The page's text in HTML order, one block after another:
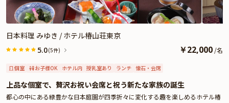
日本料理 みゆき / ホテル椿山荘東京
5.0(5件) ￥22,000 /名
個室 お子様OK ホテル内 授乳室あり ランチ 懐石・会席
上品な個室で、贅沢お祝い会席と祝う新たな家族の誕生
都心の中にある緑豊かな日本庭園が四季折々に変化する趣を楽しめるホテル椿